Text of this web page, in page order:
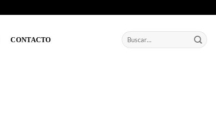
CONTACTO
Buscar
por: